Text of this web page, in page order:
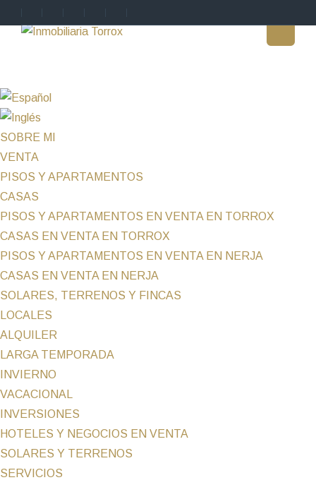
SOBRE MI
VENTA
PISOS Y APARTAMENTOS
CASAS
PISOS Y APARTAMENTOS EN VENTA EN TORROX
CASAS EN VENTA EN TORROX
PISOS Y APARTAMENTOS EN VENTA EN NERJA
CASAS EN VENTA EN NERJA
SOLARES, TERRENOS Y FINCAS
LOCALES
ALQUILER
LARGA TEMPORADA
INVIERNO
VACACIONAL
INVERSIONES
HOTELES Y NEGOCIOS EN VENTA
SOLARES Y TERRENOS
SERVICIOS